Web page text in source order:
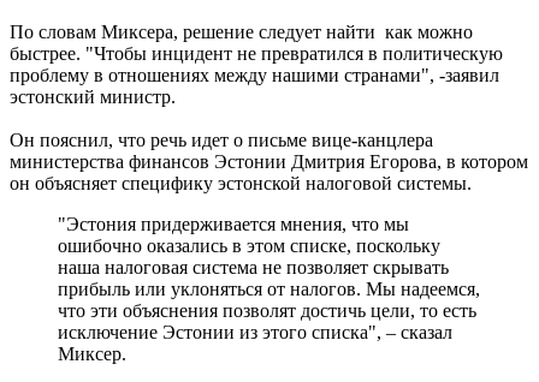
По словам Миксера, решение следует найти как можно
быстрее. "Чтобы инцидент не превратился в политическую
проблему в отношениях между нашими странами", -заявил
эстонский министр.
Он пояснил, что речь идет о письме вице-канцлера
министерства финансов Эстонии Дмитрия Егорова, в котором
он объясняет специфику эстонской налоговой системы.
"Эстония придерживается мнения, что мы
ошибочно оказались в этом списке, поскольку
наша налоговая система не позволяет скрывать
прибыль или уклоняться от налогов. Мы надеемся,
что эти объяснения позволят достичь цели, то есть
исключение Эстонии из этого списка", – сказал
Миксер.